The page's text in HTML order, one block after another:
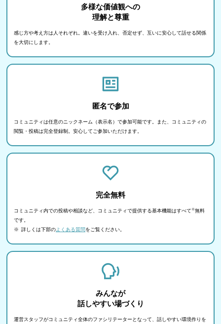
多様な価値観への
理解と尊重
感じ方や考え方は人それぞれ。違いを受け入れ、否定せず、互いに安心して話せる関係
を大切にします。
匿名で参加
コミュニティは任意のニックネーム（表示名）で参加可能です。また、コミュニティの
閲覧・投稿は完全登録制。安心してご参加いただけます。
完全無料
コミュニティ内での投稿や相談など、コミュニティで提供する基本機能はすべて ※無料
です。
※ 詳しくは下部のよくある質問をご覧ください。
みんなが
話しやすい場づくり
運営スタッフがコミュニティ全体のファシリテーターとなって、話しやすい環境作りを